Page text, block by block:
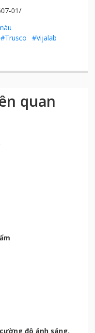
01/
#Trusco #Vijalab
quan
độ ánh sáng,